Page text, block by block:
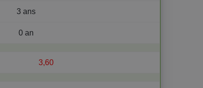
3 ans
0 an
3,60